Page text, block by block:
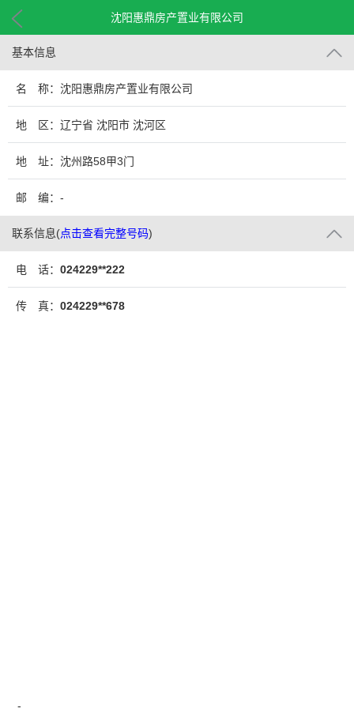
沈阳惠鼎房产置业有限公司
基本信息
名 称：沈阳惠鼎房产置业有限公司
地 区：辽宁省 沈阳市 沈河区
地 址：沈州路58甲3门
邮 编：-
联系信息(点击查看完整号码)
电 话： 024229**222
传 真： 024229**678